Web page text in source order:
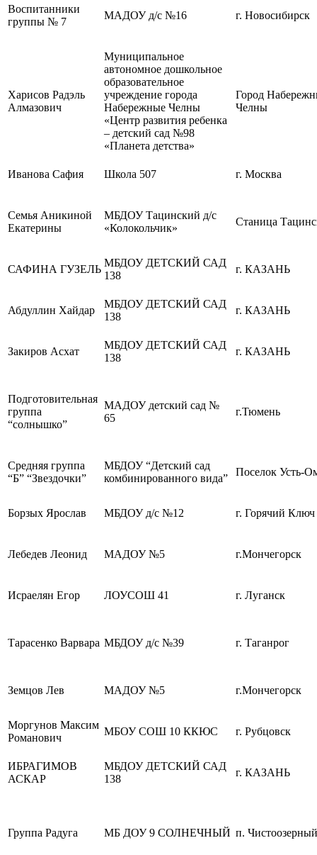
Воспитанники
группы № 7
МАДОУ д/с №16 г. Новосибирск
Харисов Радэль
Алмазович
Муниципальное
автономное дошкольное
образовательное
учреждение города
Набережные Челны
«Центр развития ребенка
– детский сад №98
«Планета детства»
Город
Челны
Иванова Сафия Школа 507 г. Москва
Семья Аникиной
Екатерины
МБДОУ Тацинский д/с
«Колокольчик»
Станица
САФИНА ГУЗЕЛЬ
МБДОУ ДЕТСКИЙ САД
138
г. КАЗАНЬ
Абдуллин Хайдар
МБДОУ ДЕТСКИЙ САД
138
г. КАЗАНЬ
Закиров Асхат
МБДОУ ДЕТСКИЙ САД
138
г. КАЗАНЬ
Подготовительная
группа
“солнышко”
МАДОУ детский сад №
65
г.Тюмень
Средняя группа
“Б” “Звездочки”
МБДОУ “Детский сад
комбинированного вида”
Поселок Усть-
Борзых Ярослав МБДОУ д/с №12 г. Горячий Ключ
Лебедев Леонид МАДОУ №5 г.Мончегорск
Исраелян Егор ЛОУСОШ 41 г. Луганск
Тарасенко Варвара МБДОУ д/с №39 г. Таганрог
Земцов Лев МАДОУ №5 г.Мончегорск
Моргунов Максим
Романович
МБОУ СОШ 10 ККЮС г. Рубцовск
ИБРАГИМОВ
АСКАР
МБДОУ ДЕТСКИЙ САД
138
г. КАЗАНЬ
Группа Радуга МБ ДОУ 9 СОЛНЕЧНЫЙ п. Чистоозерный